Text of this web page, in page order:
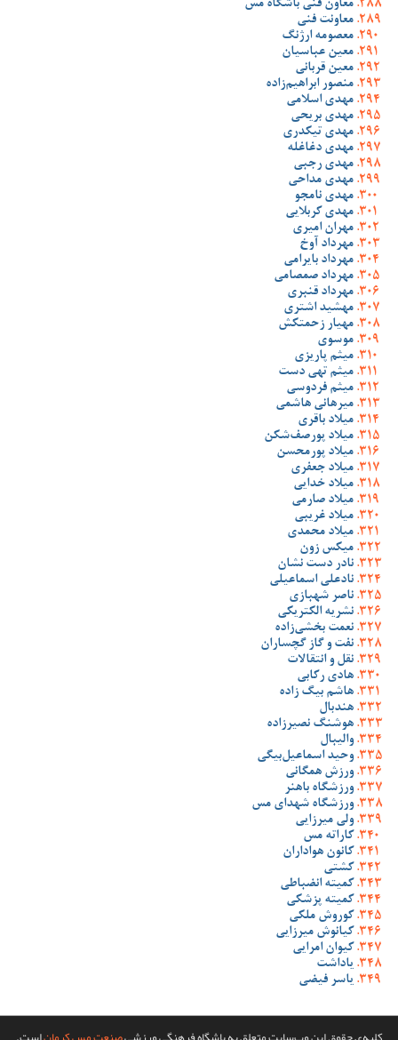
معاون فنی باشگاه مس
معاونت فنی
معصومه ارژنگ
معین عباسیان
معین قربانی
منصور ابراهیم‌زاده
مهدی اسلامی
مهدی بریحی
مهدی تیکدری
مهدی دغاغله
مهدی رجبی
مهدی مداحی
مهدی نامجو
مهدی کربلایی
مهران امیری
مهرداد آوخ
مهرداد بایرامی
مهرداد صمصامی
مهرداد قنبری
مهشید اشتری
مهیار زحمتکش
موسوی
میثم پاریزی
میثم تهی دست
میثم فردوسی
میرهانی هاشمی
میلاد باقری
میلاد پورصف‌شکن
میلاد پورمحسن
میلاد جعفری
میلاد خدایی
میلاد صارمی
میلاد غریبی
میلاد محمدی
میکس زون
نادر دست نشان
نادعلی اسماعیلی
ناصر شهبازی
نشریه الکتریکی
نعمت بخشی‌زاده
نفت و گاز گچساران
نقل و انتقالات
هادی رکابی
هاشم بیگ زاده
هندبال
هوشنگ نصیرزاده
والیبال
وحید اسماعیل‌بیگی
ورزش همگانی
ورزشگاه باهنر
ورزشگاه شهدای مس
ولی میرزایی
کاراته مس
کانون هواداران
کشتی
کمیته انضباطی
کمیته پزشکی
کوروش ملکی
کیانوش میرزایی
کیوان امرایی
یاداشت
یاسر فیضی